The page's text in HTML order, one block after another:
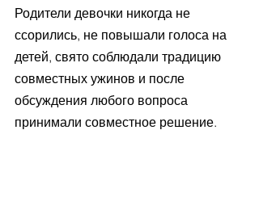
Родители девочки никогда не
ссорились, не повышали голоса на
детей, свято соблюдали традицию
совместных ужинов и после
обсуждения любого вопроса
принимали совместное решение.